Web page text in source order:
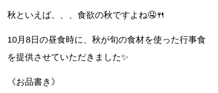
秋といえば、、、食欲の秋ですよね🤤🍴
10月8日の昼食時に、秋が旬の食材を使った行事食
を提供させていただきました✨
《お品書き》